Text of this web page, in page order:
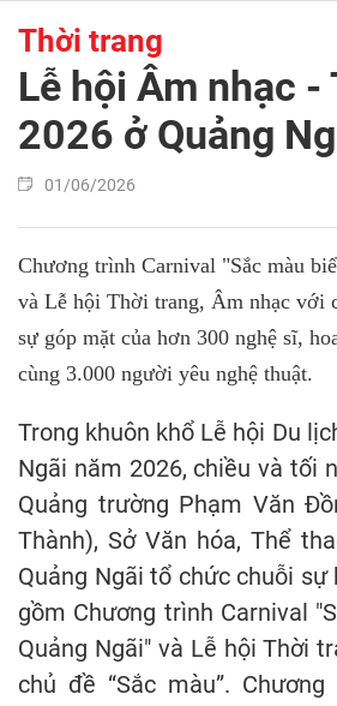
Thời trang
Lễ hội Âm nhạc
2026 ở Quảng
01/06/2026
Chương trình Carnival "Sắc màu
và Lễ hội Thời trang, Âm nhạc với
sự góp mặt của hơn 300 nghệ sĩ,
cùng 3.000 người yêu nghệ thuật.
Trong khuôn khổ Lễ hội Du
Ngãi năm 2026, chiều và tối
Quảng trường Phạm Văn
Thành), Sở Văn hóa, Thể
Quảng Ngãi tổ chức chuỗi sự
gồm Chương trình Carnival
Quảng Ngãi" và Lễ hội Thời
chủ đề “Sắc màu”.